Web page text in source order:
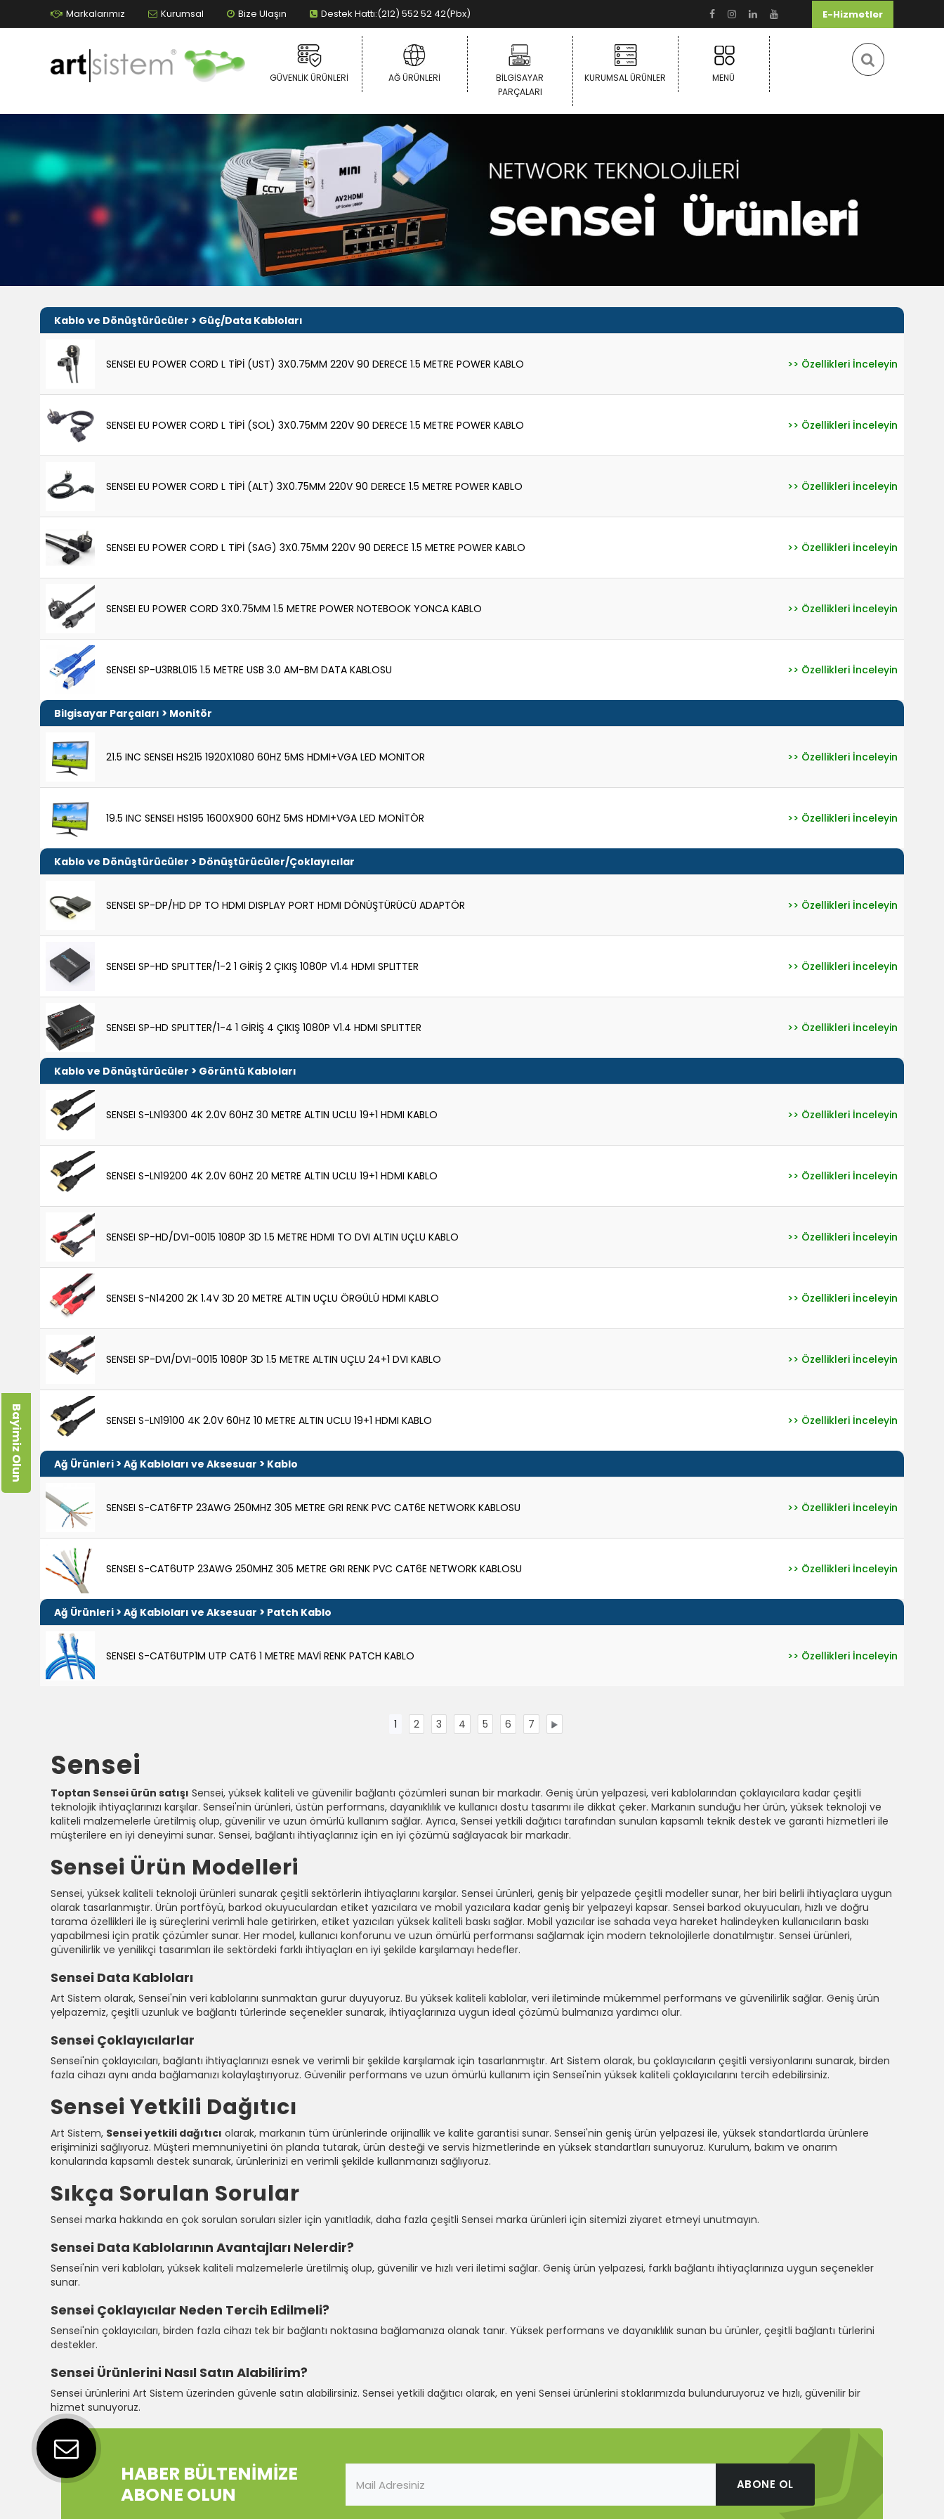
Markalarımız Kurumsal Bize Ulaşın Destek Hattı:(212) 552 52 42(Pbx) E-Hizmetler
GÜVENLIK ÜRÜNLERI AĞ ÜRÜNLERI
BILGISAYAR
PARÇALARI
KURUMSAL ÜRÜNLER MENÜ
Kablo ve Dönüştürücüler > Güç/Data Kabloları
SENSEI EU POWER CORD L TİPİ (UST) 3X0.75MM 220V 90 DERECE 1.5 METRE POWER KABLO >> Özellikleri İnceleyin
SENSEI EU POWER CORD L TİPİ (SOL) 3X0.75MM 220V 90 DERECE 1.5 METRE POWER KABLO >> Özellikleri İnceleyin
SENSEI EU POWER CORD L TİPİ (ALT) 3X0.75MM 220V 90 DERECE 1.5 METRE POWER KABLO >> Özellikleri İnceleyin
SENSEI EU POWER CORD L TİPİ (SAG) 3X0.75MM 220V 90 DERECE 1.5 METRE POWER KABLO >> Özellikleri İnceleyin
SENSEI EU POWER CORD 3X0.75MM 1.5 METRE POWER NOTEBOOK YONCA KABLO >> Özellikleri İnceleyin
SENSEI SP-U3RBL015 1.5 METRE USB 3.0 AM-BM DATA KABLOSU >> Özellikleri İnceleyin
Bilgisayar Parçaları > Monitör
21.5 INC SENSEI HS215 1920X1080 60HZ 5MS HDMI+VGA LED MONITOR >> Özellikleri İnceleyin
19.5 INC SENSEI HS195 1600X900 60HZ 5MS HDMI+VGA LED MONİTÖR >> Özellikleri İnceleyin
Kablo ve Dönüştürücüler > Dönüştürücüler/Çoklayıcılar
SENSEI SP-DP/HD DP TO HDMI DISPLAY PORT HDMI DÖNÜŞTÜRÜCÜ ADAPTÖR >> Özellikleri İnceleyin
SENSEI SP-HD SPLITTER/1-2 1 GİRİŞ 2 ÇIKIŞ 1080P V1.4 HDMI SPLITTER >> Özellikleri İnceleyin
SENSEI SP-HD SPLITTER/1-4 1 GİRİŞ 4 ÇIKIŞ 1080P V1.4 HDMI SPLITTER >> Özellikleri İnceleyin
Kablo ve Dönüştürücüler > Görüntü Kabloları
SENSEI S-LN19300 4K 2.0V 60HZ 30 METRE ALTIN UCLU 19+1 HDMI KABLO >> Özellikleri İnceleyin
SENSEI S-LN19200 4K 2.0V 60HZ 20 METRE ALTIN UCLU 19+1 HDMI KABLO >> Özellikleri İnceleyin
SENSEI SP-HD/DVI-0015 1080P 3D 1.5 METRE HDMI TO DVI ALTIN UÇLU KABLO >> Özellikleri İnceleyin
SENSEI S-N14200 2K 1.4V 3D 20 METRE ALTIN UÇLU ÖRGÜLÜ HDMI KABLO >> Özellikleri İnceleyin
SENSEI SP-DVI/DVI-0015 1080P 3D 1.5 METRE ALTIN UÇLU 24+1 DVI KABLO >> Özellikleri İnceleyin
SENSEI S-LN19100 4K 2.0V 60HZ 10 METRE ALTIN UCLU 19+1 HDMI KABLO >> Özellikleri İnceleyin
Ağ Ürünleri > Ağ Kabloları ve Aksesuar > Kablo
SENSEI S-CAT6FTP 23AWG 250MHZ 305 METRE GRI RENK PVC CAT6E NETWORK KABLOSU >> Özellikleri İnceleyin
SENSEI S-CAT6UTP 23AWG 250MHZ 305 METRE GRI RENK PVC CAT6E NETWORK KABLOSU >> Özellikleri İnceleyin
Ağ Ürünleri > Ağ Kabloları ve Aksesuar > Patch Kablo
SENSEI S-CAT6UTP1M UTP CAT6 1 METRE MAVİ RENK PATCH KABLO >> Özellikleri İnceleyin
1 2 3 4 5 6 7
Sensei
Toptan Sensei ürün satışı Sensei, yüksek kaliteli ve güvenilir bağlantı çözümleri sunan bir markadır. Geniş ürün yelpazesi, veri kablolarından çoklayıcılara kadar çeşitli
teknolojik ihtiyaçlarınızı karşılar. Sensei'nin ürünleri, üstün performans, dayanıklılık ve kullanıcı dostu tasarımı ile dikkat çeker. Markanın sunduğu her ürün, yüksek teknoloji ve
kaliteli malzemelerle üretilmiş olup, güvenilir ve uzun ömürlü kullanım sağlar. Ayrıca, Sensei yetkili dağıtıcı tarafından sunulan kapsamlı teknik destek ve garanti hizmetleri ile
müşterilere en iyi deneyimi sunar. Sensei, bağlantı ihtiyaçlarınız için en iyi çözümü sağlayacak bir markadır.
Sensei Ürün Modelleri
Sensei, yüksek kaliteli teknoloji ürünleri sunarak çeşitli sektörlerin ihtiyaçlarını karşılar. Sensei ürünleri, geniş bir yelpazede çeşitli modeller sunar, her biri belirli ihtiyaçlara uygun
olarak tasarlanmıştır. Ürün portföyü, barkod okuyuculardan etiket yazıcılara ve mobil yazıcılara kadar geniş bir yelpazeyi kapsar. Sensei barkod okuyucuları, hızlı ve doğru
tarama özellikleri ile iş süreçlerini verimli hale getirirken, etiket yazıcıları yüksek kaliteli baskı sağlar. Mobil yazıcılar ise sahada veya hareket halindeyken kullanıcıların baskı
yapabilmesi için pratik çözümler sunar. Her model, kullanıcı konforunu ve uzun ömürlü performansı sağlamak için modern teknolojilerle donatılmıştır. Sensei ürünleri,
güvenilirlik ve yenilikçi tasarımları ile sektördeki farklı ihtiyaçları en iyi şekilde karşılamayı hedefler.
Sensei Data Kabloları
Art Sistem olarak, Sensei'nin veri kablolarını sunmaktan gurur duyuyoruz. Bu yüksek kaliteli kablolar, veri iletiminde mükemmel performans ve güvenilirlik sağlar. Geniş ürün
yelpazemiz, çeşitli uzunluk ve bağlantı türlerinde seçenekler sunarak, ihtiyaçlarınıza uygun ideal çözümü bulmanıza yardımcı olur.
Sensei Çoklayıcılarlar
Sensei'nin çoklayıcıları, bağlantı ihtiyaçlarınızı esnek ve verimli bir şekilde karşılamak için tasarlanmıştır. Art Sistem olarak, bu çoklayıcıların çeşitli versiyonlarını sunarak, birden
fazla cihazı aynı anda bağlamanızı kolaylaştırıyoruz. Güvenilir performans ve uzun ömürlü kullanım için Sensei'nin yüksek kaliteli çoklayıcılarını tercih edebilirsiniz.
Sensei Yetkili Dağıtıcı
Art Sistem, Sensei yetkili dağıtıcı olarak, markanın tüm ürünlerinde orijinallik ve kalite garantisi sunar. Sensei'nin geniş ürün yelpazesi ile, yüksek standartlarda ürünlere
erişiminizi sağlıyoruz. Müşteri memnuniyetini ön planda tutarak, ürün desteği ve servis hizmetlerinde en yüksek standartları sunuyoruz. Kurulum, bakım ve onarım
konularında kapsamlı destek sunarak, ürünlerinizi en verimli şekilde kullanmanızı sağlıyoruz.
Sıkça Sorulan Sorular
Sensei marka hakkında en çok sorulan soruları sizler için yanıtladık, daha fazla çeşitli Sensei marka ürünleri için sitemizi ziyaret etmeyi unutmayın.
Sensei Data Kablolarının Avantajları Nelerdir?
Sensei'nin veri kabloları, yüksek kaliteli malzemelerle üretilmiş olup, güvenilir ve hızlı veri iletimi sağlar. Geniş ürün yelpazesi, farklı bağlantı ihtiyaçlarınıza uygun seçenekler
sunar.
Sensei Çoklayıcılar Neden Tercih Edilmeli?
Sensei'nin çoklayıcıları, birden fazla cihazı tek bir bağlantı noktasına bağlamanıza olanak tanır. Yüksek performans ve dayanıklılık sunan bu ürünler, çeşitli bağlantı türlerini
destekler.
Sensei Ürünlerini Nasıl Satın Alabilirim?
Sensei ürünlerini Art Sistem üzerinden güvenle satın alabilirsiniz. Sensei yetkili dağıtıcı olarak, en yeni Sensei ürünlerini stoklarımızda bulunduruyoruz ve hızlı, güvenilir bir
hizmet sunuyoruz.
HABER BÜLTENİMİZE
ABONE OLUN
ABONE OL
Bayimiz Olun